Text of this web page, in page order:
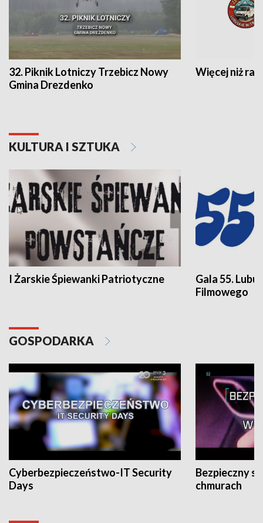
32. Piknik Lotniczy Trzebicz Nowy
Gmina Drezdenko
Więcej niż rajd
KULTURA I SZTUKA
I Żarskie Śpiewanki Patriotyczne
Gala 55.
Filmowego
GOSPODARKA
Cyberbezpieczeństwo-IT Security
Days
Bezpieczny
chmurach